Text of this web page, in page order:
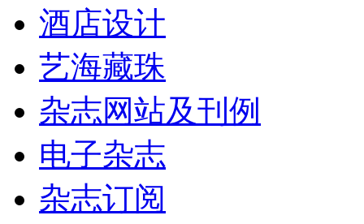
酒店设计
艺海藏珠
杂志网站及刊例
电子杂志
杂志订阅